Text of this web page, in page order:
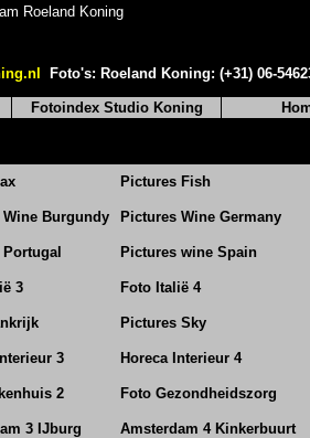
Roeland Koning
Foto's: Roeland Koning: (+31) 06-
Fotoindex Studio Koning
Pictures Fish
Wine Burgundy Pictures Wine Germany
Pictures wine Spain
3 Foto Italië 4
Pictures Sky
3 Horeca Interieur 4
2 Foto Gezondheidszorg
3 IJburg Amsterdam 4 Kinkerbuurt